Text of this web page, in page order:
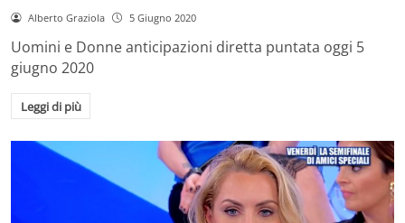
Alberto Graziola 5 Giugno 2020
Uomini e Donne anticipazioni diretta puntata oggi 5
giugno 2020
Leggi di più